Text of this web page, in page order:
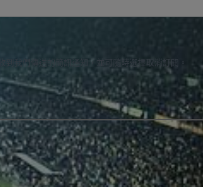
到我們傳送的簡訊通知，並可隨時選擇取消訂閱。